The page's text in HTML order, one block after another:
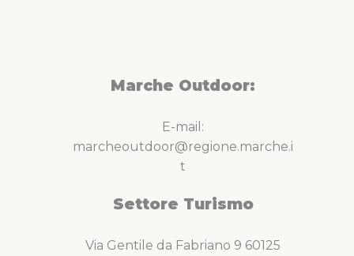
Marche Outdoor:
E-mail:
marcheoutdoor@regione.marche.i
t
Settore Turismo
Via Gentile da Fabriano 9 60125